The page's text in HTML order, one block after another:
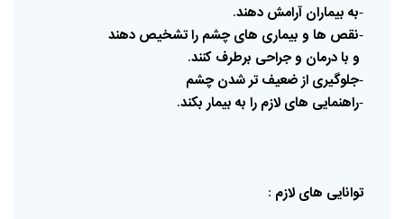
-به بیماران آرامش دهند.
-نقص ها و بیماری های چشم راتشخیص دهند
و بادرمان وجراحی برطرف کنند.
-جلوگیری ازضعیف ترشدن چشم
-راهنمایی های لازم را به بیمار بکند.
توانایی های لازم :